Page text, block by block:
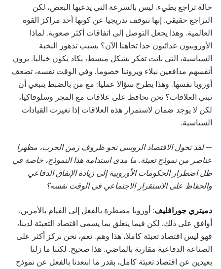
حالة تراجع بطيء. ليس بالسرعة التي يدعيها البعض، لكن
التراجع حقيقي. إنها تتوقف تدريجيا عن كونها أحد مراكز القوة
العالمية. وهذا يجعل التوصل إلى اتفاقات أكثر صعوبة. لماذا
الأوروبيون عدائيون جدا تجاهنا الآن؟ بسبب تدهور النخبة
السياسية، التي باتت تفكر بشكل مبسط، يكاد يكون خياليا. يرون
أنفسهم مدافعين نبلاء ويروننا خصوما. وفي الوقت نفسه، تضعف
أوروبا نفسها. وهذا يطرح سؤالا عمليا: مع من بالضبط ينبغي أن
نبني العلاقات؟ نحن نحافظ على علاقات مع المجر وسلوفاكيا،
لكن لا يوجد ضمان لاستمرار هذه العلاقات إذا تغيرت القيادات
السياسية.
—لقد تحول الاقتصاد الروسي نحو ظروف زمن الحرب، مظهرا
عناصر من نموذج تعبئة. ما مدى استدامة هذا النموذج، خاصة في
ظل اضطرار الحكومات الأوروبية إلى زيادة الإنفاق الدفاعي
والحفاظ على الاستقرار الاجتماعي في الوقت نفسه؟
دميتري جورافليف: أوروبا مضطرة بالفعل إلى القيام بالأمرين.
أوافق على ذلك. لكن فيما يتعلق بما يسمى اقتصاد التعبئة لدينا،
فهو ليس اقتصاد تعبئة كاملا، هذا وهم. نعم، نحن نركز أكثر على
الصناعة الدفاعية مقارنة بالماضي. هذا صحيح. لكننا ما زلنا
بعيدين عن اقتصاد تعبئة كامل، بقدر ما ابتعدنا بالفعل عن نموذج